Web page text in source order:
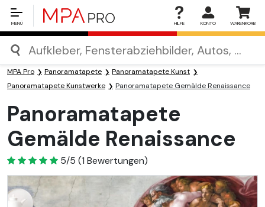
MENÜ HILFE KONTO WARENKORB
MPA Pro Panoramatapete
Panoramatapete Kunst
Panoramatapete Kunstwerke
Panoramatapete Gemälde Renaissance
Panoramatapete
Gemälde Renaissance
5
5/5 (1 Bewertungen)